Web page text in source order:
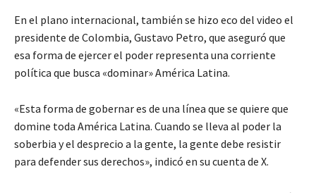
En el plano internacional, también se hizo eco del video el
presidente de Colombia, Gustavo Petro, que aseguró que
esa forma de ejercer el poder representa una corriente
política que busca «dominar» América Latina.
«Esta forma de gobernar es de una línea que se quiere que
domine toda América Latina. Cuando se lleva al poder la
soberbia y el desprecio a la gente, la gente debe resistir
para defender sus derechos», indicó en su cuenta de X.